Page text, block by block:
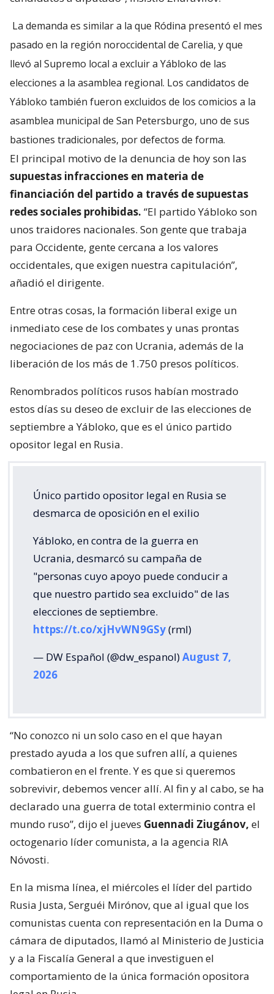
La demanda es similar a la que Ródina presentó el mes
pasado en la región noroccidental de Carelia, y que
llevó al Supremo local a excluir a Yábloko de las
elecciones a la asamblea regional. Los candidatos de
Yábloko también fueron excluidos de los comicios a la
asamblea municipal de San Petersburgo, uno de sus
bastiones tradicionales, por defectos de forma.
El principal motivo de la denuncia de hoy son las
supuestas infracciones en materia de
financiación del partido a través de supuestas
redes sociales prohibidas. “El partido Yábloko son
unos traidores nacionales. Son gente que trabaja
para Occidente, gente cercana a los valores
occidentales, que exigen nuestra capitulación”,
añadió el dirigente.
Entre otras cosas, la formación liberal exige un
inmediato cese de los combates y unas prontas
negociaciones de paz con Ucrania, además de la
liberación de los más de 1.750 presos políticos.
Renombrados políticos rusos habían mostrado
estos días su deseo de excluir de las elecciones de
septiembre a Yábloko, que es el único partido
opositor legal en Rusia.
Único partido opositor legal en Rusia se
desmarca de oposición en el exilio
Yábloko, en contra de la guerra en
Ucrania, desmarcó su campaña de
"personas cuyo apoyo puede conducir a
que nuestro partido sea excluido" de las
elecciones de septiembre.
https://t.co/xjHvWN9GSy(rml)
— DW Español (@dw_espanol)August 7,
2026
“No conozco ni un solo caso en el que hayan
prestado ayuda a los que sufren allí, a quienes
combatieron en el frente. Y es que si queremos
sobrevivir, debemos vencer allí. Al fin y al cabo, se ha
declarado una guerra de total exterminio contra el
mundo ruso”, dijo el jueves Guennadi Ziugánov, el
octogenario líder comunista, a la agencia RIA
Nóvosti.
En la misma línea, el miércoles el líder del partido
Rusia Justa, Serguéi Mirónov, que al igual que los
comunistas cuenta con representación en la Duma o
cámara de diputados, llamó al Ministerio de Justicia
y a la Fiscalía General a que investiguen el
comportamiento de la única formación opositora